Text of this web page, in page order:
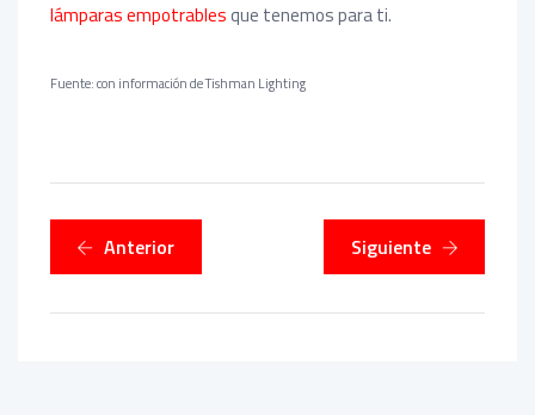
lámparas empotrablesque tenemos para ti.
Fuente: con información de Tishman Lighting
Anterior Siguiente